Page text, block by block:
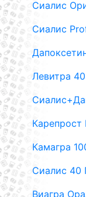
Сиалис
Сиалис
Левитра
Камагра
Сиалис 40
Виагра